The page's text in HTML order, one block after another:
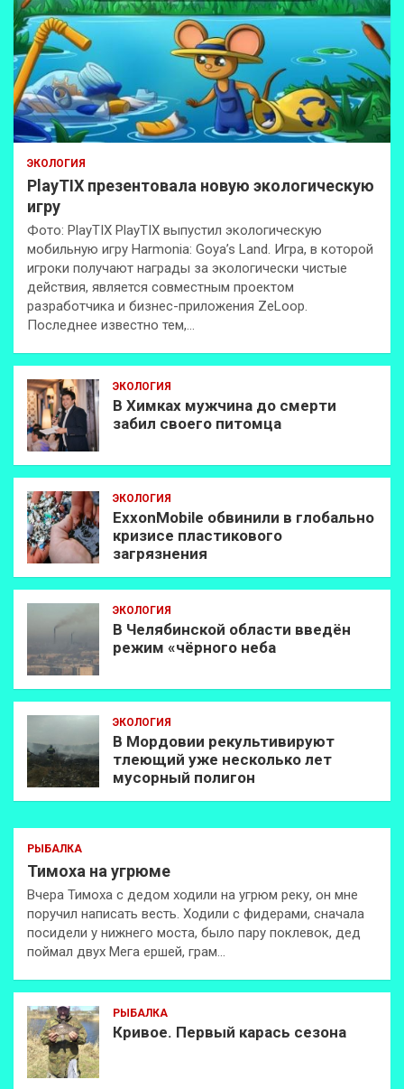
ЭКОЛОГИЯ
PlayTIX презентовала новую экологическую
игру
Фото: PlayTIX PlayTIX выпустил экологическую
мобильную игру Harmonia: Goya’s Land. Игра, в которой
игроки получают награды за экологически чистые
действия, является совместным проектом
разработчика и бизнес-приложения ZeLoop.
Последнее известно тем,…
ЭКОЛОГИЯ
В Химках мужчина до смерти
забил своего питомца
ЭКОЛОГИЯ
ExxonMobilе обвинили в глобально
кризисе пластикового
загрязнения
ЭКОЛОГИЯ
В Челябинской области введён
режим «чёрного неба
ЭКОЛОГИЯ
В Мордовии рекультивируют
тлеющий уже несколько лет
мусорный полигон
РЫБАЛКА
Тимоха на угрюме
Вчера Тимоха с дедом ходили на угрюм реку, он мне
поручил написать весть. Ходили с фидерами, сначала
посидели у нижнего моста, было пару поклевок, дед
поймал двух Мега ершей, грам…
РЫБАЛКА
Кривое. Первый карась сезона